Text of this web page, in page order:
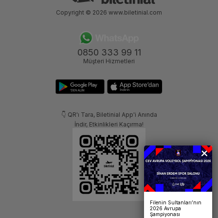
0850 333 99 11
Müşteri Hizmetleri
👇 QR'ı Tara, Biletinial App'i Anında
İndir, Etkinlikleri Kaçırma!
Copyright © 2026 www.biletinial.com
Filenin Sultanları’nın
2026 Avrupa
Şampiyonası